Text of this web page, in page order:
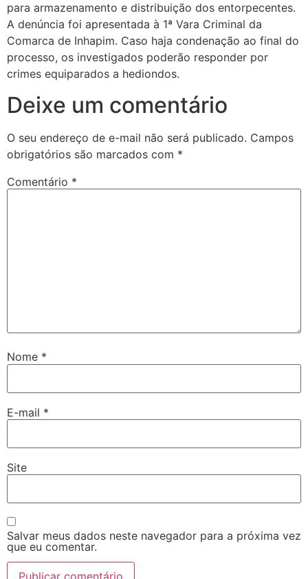
para armazenamento e distribuição dos entorpecentes.
A denúncia foi apresentada à 1ª Vara Criminal da
Comarca de Inhapim. Caso haja condenação ao final do
processo, os investigados poderão responder por
crimes equiparados a hediondos.
Deixe um comentário
O seu endereço de e-mail não será publicado. Campos
obrigatórios são marcados com *
Comentário *
Nome *
E-mail *
Site
Salvar meus dados neste navegador para a próxima vez
que eu comentar.